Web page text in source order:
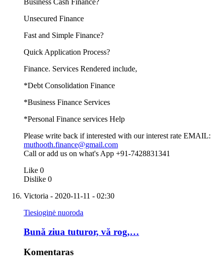
Business Cash Finance?
Unsecured Finance
Fast and Simple Finance?
Quick Application Process?
Finance. Services Rendered include,
*Debt Consolidation Finance
*Business Finance Services
*Personal Finance services Help
Please write back if interested with our interest rate EMAIL:
muthooth.finance@gmail.com
Call or add us on what's App +91-7428831341
Like 0
Dislike 0
Victoria - 2020-11-11 - 02:30
Tiesioginė nuoroda
Bună ziua tuturor, vă rog,…
Komentaras